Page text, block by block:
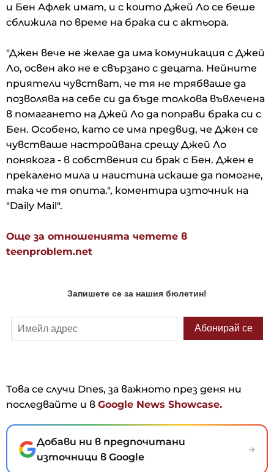
и Бен Афлек имат, и с които Джей Ло се беше
сближила по време на брака си с актьора.
"Джен вече не желае да има комуникация с Джей
Ло, освен ако не е свързано с децата. Нейните
приятели чувстват, че тя не трябваше да
позволява на себе си да бъде толкова въвлечена
в помагането на Джей Ло да поправи брака си с
Бен. Особено, като се има предвид, че Джен се
чувстваше настройвана срещу Джей Ло
понякога - в собствения си брак с Бен. Джен е
прекалено мила и наистина искаше да помогне,
така че тя опита.", коментира източник на
"Daily Mail".
Още за отношенията четете в
teenproblem.net
Това се случи Dnes, за важното през деня ни
последвайте и в Google News Showcase.
Добави ни в предпочитани
източници в Google
→